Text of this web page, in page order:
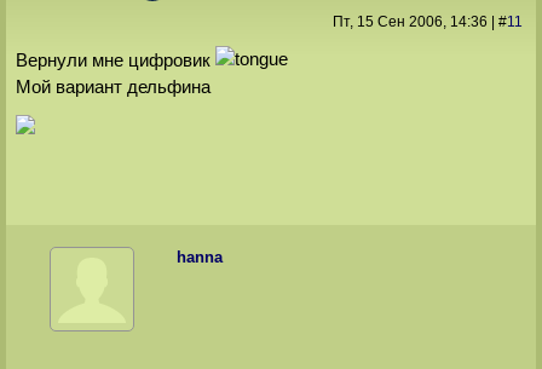
Пт, 15 Сен 2006, 14:36 #11
Вернули мне цифровик
Мой вариант дельфина
hanna